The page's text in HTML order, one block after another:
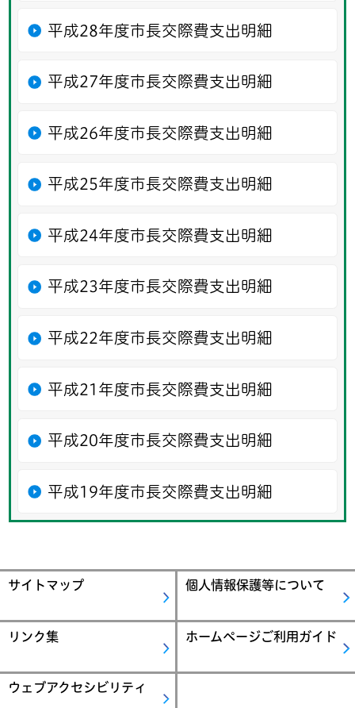
平成28年度市長交際費支出明細
平成27年度市長交際費支出明細
平成26年度市長交際費支出明細
平成25年度市長交際費支出明細
平成24年度市長交際費支出明細
平成23年度市長交際費支出明細
平成22年度市長交際費支出明細
平成21年度市長交際費支出明細
平成20年度市長交際費支出明細
平成19年度市長交際費支出明細
サイトマップ 個人情報保護等について
リンク集 ホームページご利用ガイド
ウェブアクセシビリティ